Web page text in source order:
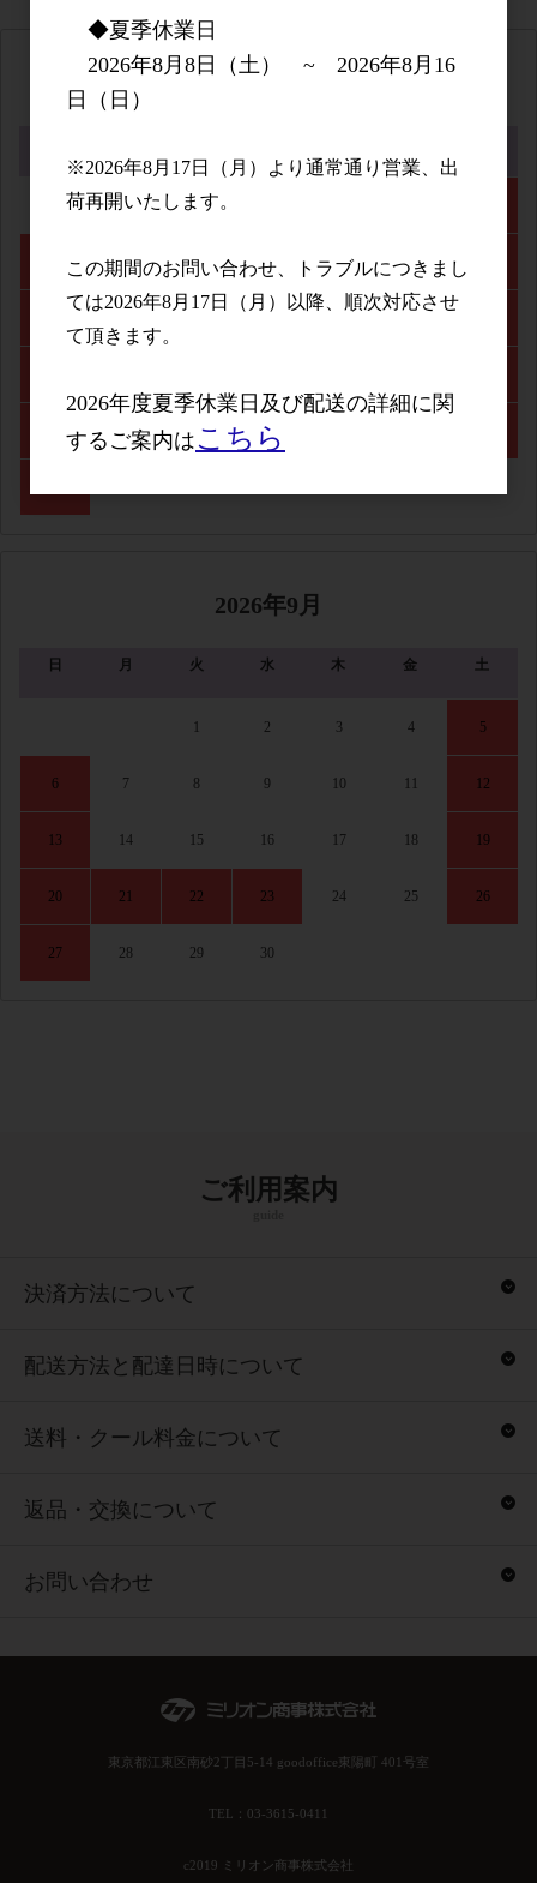
2026年8月
3 4 5 6 7
24 25 26
2026年9月
日 月 火 水 木 金 土
2 3 4 5
6 7 8 9 10 12
13 14 15 16 17 18 19
20 21 22 23 24 25 26
27 28 29 30
ご利用案内
決済方法について
配送方法と配達日時について
送料・クール料金について
返品・交換について
お問い合わせ
東京都江東区南砂2丁目5-14 goodoffice東陽町 401号室
TEL：03-3615-0411
c2019 ミリオン商事株式会社
◆夏季休業日
2026年8月8日（土） ~ 2026年8月16
日（日）
※2026年8月17日（月）より通常通り営業、出
荷再開いたします。
この期間のお問い合わせ、トラブルにつきまし
ては2026年8月17日（月）以降、順次対応させ
て頂きます。
2026年度夏季休業日及び配送の詳細に関
するご案内はこちら